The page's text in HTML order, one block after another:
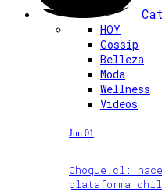
HOY
Gossip
Belleza
Moda
Wellness
Videos
Jun 01
Choque.cl:
plataforma